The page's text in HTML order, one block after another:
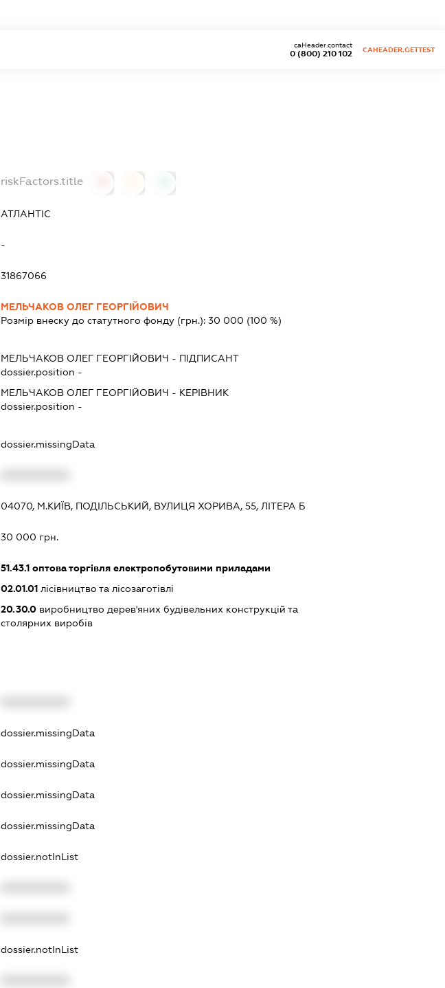
0 (800) 210 102
caHeader.contact
CAHEADER.GETTEST
riskFactors.title
АТЛАНТІС
-
31867066
МЕЛЬЧАКОВ ОЛЕГ ГЕОРГІЙОВИЧ
Розмір внеску до статутного фонду (грн.):30 000 (100 %)
МЕЛЬЧАКОВ ОЛЕГ ГЕОРГІЙОВИЧ - ПІДПИСАНТ
dossier.position -
МЕЛЬЧАКОВ ОЛЕГ ГЕОРГІЙОВИЧ - КЕРІВНИК
dossier.position -
dossier.missingData
04070, М.КИЇВ, ПОДІЛЬСЬКИЙ, ВУЛИЦЯ ХОРИВА, 55, ЛІТЕРА Б
30 000 грн.
51.43.1 оптова торгівля електропобутовими приладами
02.01.01 лісівництво та лісозаготівлі
20.30.0 виробництво дерев'яних будівельних конструкцій та
столярних виробів
dossier.missingData
dossier.missingData
dossier.missingData
dossier.missingData
dossier.notInList
dossier.notInList